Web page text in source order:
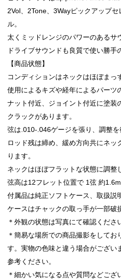
2Vol、2Tone、3Wayピックアップ
ル。
太くミッドレンジのパワーのあるサ
ドライブサウンドも良質で使い勝手
【商品状態】
コンディションはネックはほぼまっ
使用によるキズや経年によるパーツ
ナット付近、ジョイント付近に塗装
クラックがあります。
弦は.010-.046ゲージを張り、調整を
ロッド残は締め、緩め方向共にネッ
ります。
ネックはほぼフラットな状態に調整
弦高は12フレット位置で 1弦 約
付属品は純正ソフトケース、取扱説
ケースはチャックの取っ手が一部破
＊外観の状態は写真にて確認くださ
＊簡易な場所での商品撮影をしてお
す。実物の色味と違う場合がござい
参考ください。
＊細かい気になる点や質問などご